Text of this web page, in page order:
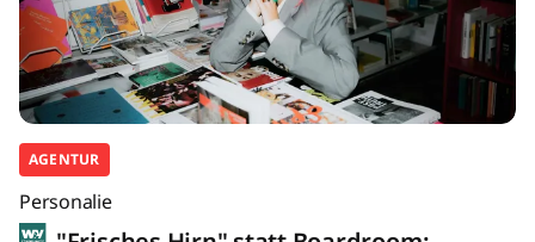
AGENTUR
Personalie